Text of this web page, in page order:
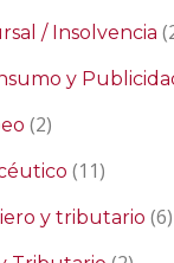
/ Insolvencia
y
(2)
(11)
y tributario (6)